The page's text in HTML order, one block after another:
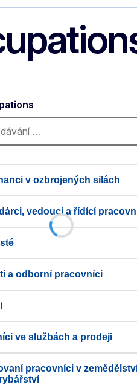
v ozbrojených silách
vedoucí a řídící
a odborní pracovníci
ve službách a prodeji
pracovníci v